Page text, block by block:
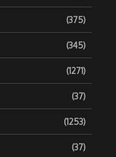
(375)
(345)
(1271)
(37)
(1253)
(37)